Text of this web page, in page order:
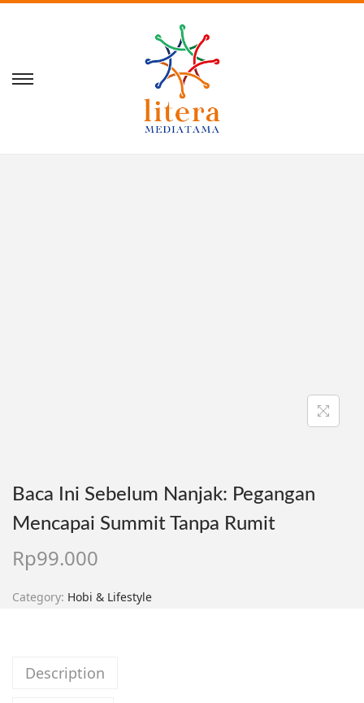
Baca Ini Sebelum Nanjak: Pegangan
Mencapai Summit Tanpa Rumit
Rp99.000
Category: Hobi & Lifestyle
Description